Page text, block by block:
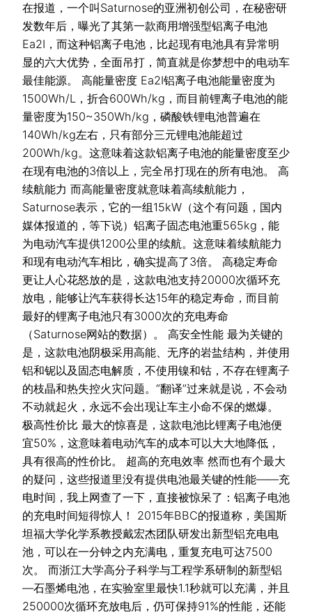
在报道，一个叫Saturnose的亚洲初创公司，在秘密研
发数年后，曝光了其第一款商用增强型铝离子电池
Ea2I，而这种铝离子电池，比起现有电池具有异常明
显的六大优势，全面吊打，简直就是你梦想中的电动车
最佳能源。 高能量密度 Ea2I铝离子电池能量密度为
1500Wh/L，折合600Wh/kg，而目前锂离子电池的能
量密度为150~350Wh/kg，磷酸铁锂电池普遍在
140Wh/kg左右，只有部分三元锂电池能超过
200Wh/kg。这意味着这款铝离子电池的能量密度至少
在现有电池的3倍以上，完全吊打现在的所有电池。 高
续航能力 而高能量密度就意味着高续航能力，
Saturnose表示，它的一组15kW（这个有问题，国内
媒体报道的，等下说）铝离子固态电池重565kg，能
为电动汽车提供1200公里的续航。这意味着续航能力
和现有电动汽车相比，确实提高了3倍。 高稳定寿命
更让人心花怒放的是，这款电池支持20000次循环充
放电，能够让汽车获得长达15年的稳定寿命，而目前
最好的锂离子电池只有3000次的充电寿命
（Saturnose网站的数据）。 高安全性能 最为关键的
是，这款电池阴极采用高能、无序的岩盐结构，并使用
铝和铌以及固态电解质，不使用镍和钴，不存在锂离子
的枝晶和热失控火灾问题。“翻译”过来就是说，不会动
不动就起火，永远不会出现让车主小命不保的燃爆。
极高性价比 最大的惊喜是，这款电池比锂离子电池便
宜50%，这意味着电动汽车的成本可以大大地降低，
具有很高的性价比。 超高的充电效率 然而也有个最大
的疑问，这些报道里没有提供电池最关键的性能——充
电时间，我上网查了一下，直接被惊呆了：铝离子电池
的充电时间短得惊人！ 2015年BBC的报道称，美国斯
坦福大学化学系教授戴宏杰团队研发出新型铝充电电
池，可以在一分钟之内充满电，重复充电可达7500
次。 而浙江大学高分子科学与工程学系研制的新型铝
—石墨烯电池，在实验室里最快1.1秒就可以充满，并且
250000次循环充放电后，仍可保持91%的性能，还能